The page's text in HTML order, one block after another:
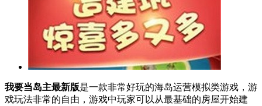
我要当岛主最新版是一款非常好玩的海岛运营模拟类游戏，游
戏玩法非常的自由，游戏中玩家可以从最基础的房屋开始建